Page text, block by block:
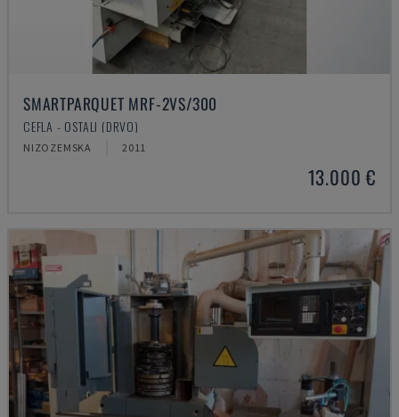
SMARTPARQUET MRF-2VS/300
CEFLA - OSTALI (DRVO)
NIZOZEMSKA 2011
13.000 €